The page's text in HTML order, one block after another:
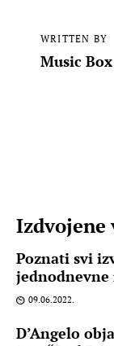
WRITTEN BY
Music Box
Poznati svi
09.06.2022.
D’Angelo